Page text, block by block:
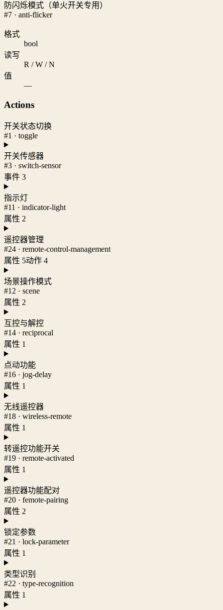
防闪烁模式（单火开关专用）
#7 · anti-flicker
格式
bool
读写
R / W / N
值
—
Actions
开关状态切换
#1 · toggle
开关传感器
#3 · switch-sensor
事件 3
指示灯
#11 · indicator-light
属性 2
遥控器管理
#24 · remote-control-management
属性 5动作 4
场景操作模式
#12 · scene
属性 2
互控与解控
#14 · reciprocal
属性 1
点动功能
#16 · jog-delay
属性 1
无线遥控器
#18 · wireless-remote
属性 1
转遥控功能开关
#19 · remote-activated
属性 1
遥控器功能配对
#20 · femote-pairing
属性 2
锁定参数
#21 · lock-parameter
属性 1
类型识别
#22 · type-recognition
属性 1